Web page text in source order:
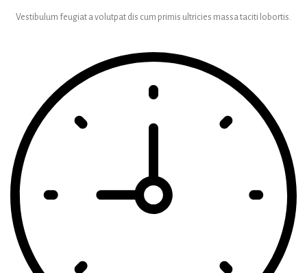
Vestibulum feugiat a volutpat dis cum primis ultricies massa taciti lobortis.